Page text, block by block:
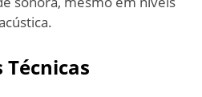
Técnicas